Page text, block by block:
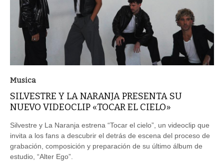
Musica
SILVESTRE Y LA NARANJA PRESENTA SU
NUEVO VIDEOCLIP «TOCAR EL CIELO»
Silvestre y La Naranja estrena “Tocar el cielo”, un videoclip que
invita a los fans a descubrir el detrás de escena del proceso de
grabación, composición y preparación de su último álbum de
estudio, “Alter Ego”.